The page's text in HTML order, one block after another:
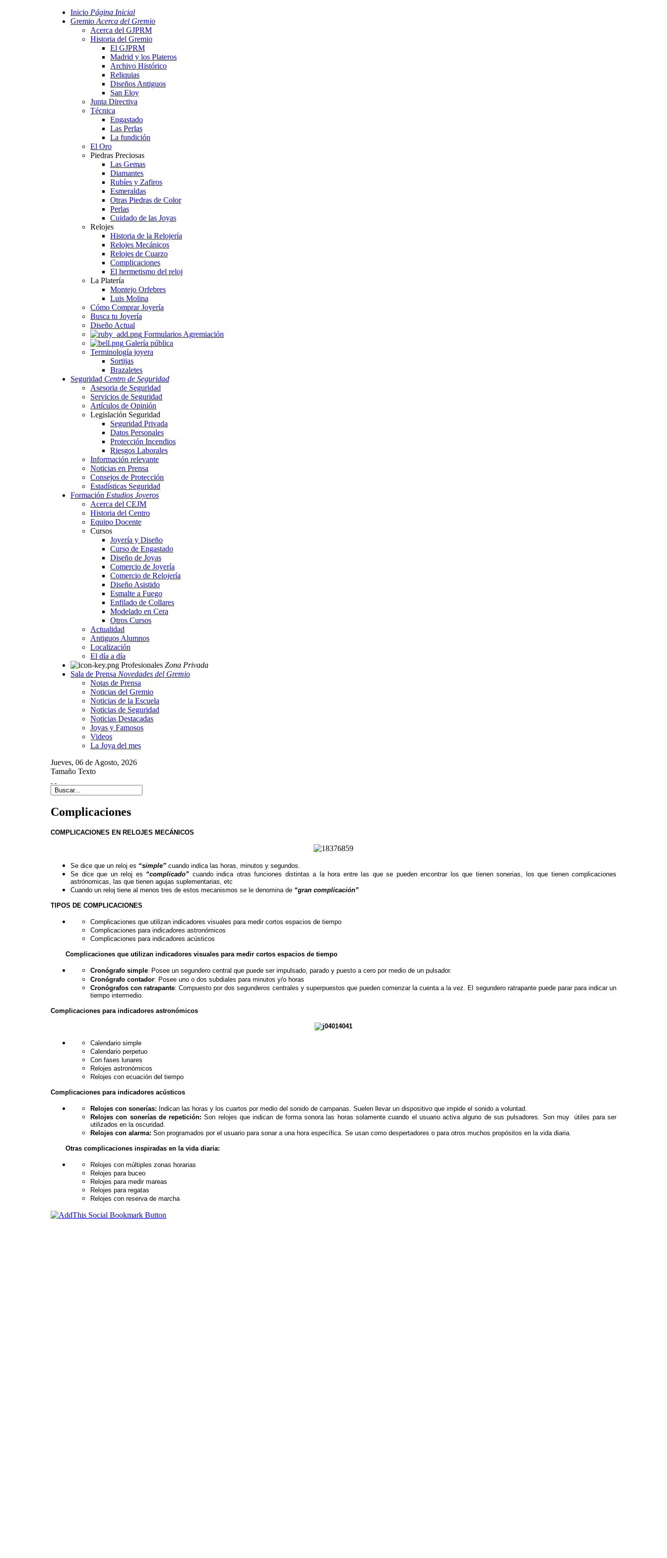
Inicio Página Inicial
Gremio Acerca del Gremio
Acerca del GJPRM
Historia del Gremio
El GJPRM
Madrid y los Plateros
Archivo Histórico
Reliquias
Diseños Antiguos
San Eloy
Junta Directiva
Técnica
Engastado
Las Perlas
La fundición
El Oro
Piedras Preciosas
Las Gemas
Diamantes
Rubíes y Zafiros
Esmeraldas
Otras Piedras de Color
Perlas
Cuidado de las Joyas
Relojes
Historia de la Relojería
Relojes Mecánicos
Relojes de Cuarzo
Complicaciones
El hermetismo del reloj
La Platería
Montejo Orfebres
Luis Molina
Cómo Comprar Joyería
Busca tu Joyería
Diseño Actual
Formularios Agremiación
Galería pública
Terminología joyera
Sortijas
Brazaletes
Seguridad Centro de Seguridad
Asesoria de Seguridad
Servicios de Seguridad
Artículos de Opinión
Legislación Seguridad
Seguridad Privada
Datos Personales
Protección Incendios
Riesgos Laborales
Información relevante
Noticias en Prensa
Consejos de Protección
Estadísticas Seguridad
Formación Estudios Joyeros
Acerca del CEJM
Historia del Centro
Equipo Docente
Cursos
Joyería y Diseño
Curso de Engastado
Diseño de Joyas
Comercio de Joyería
Comercio de Relojería
Diseño Asistido
Esmalte a Fuego
Enfilado de Collares
Modelado en Cera
Otros Cursos
Actualidad
Antiguos Alumnos
Localización
El día a día
Profesionales Zona Privada
Sala de Prensa Novedades del Gremio
Notas de Prensa
Noticias del Gremio
Noticias de la Escuela
Noticias de Seguridad
Noticias Destacadas
Joyas y Famosos
Videos
La Joya del mes
Jueves, 06 de Agosto, 2026
Tamaño Texto
Complicaciones
COMPLICACIONES EN RELOJES MECÁNICOS
Se dice que un reloj es “simple” cuando indica las horas, minutos y segundos.
Se dice que un reloj es “complicado” cuando indica otras funciones distintas a la hora entre las que se pueden encontrar los que tienen sonerias, los que tienen complicaciones
astrónomicas, las que tienen agujas suplementarias, etc
Cuando un reloj tiene al menos tres de estos mecanismos se le denomina de “gran complicación”
TIPOS DE COMPLICACIONES
Complicaciones que utilizan indicadores visuales para medir cortos espacios de tiempo
Complicaciones para indicadores astronómicos
Complicaciones para indicadores acústicos
Complicaciones que utilizan indicadores visuales para medir cortos espacios de tiempo
Cronógrafo simple: Posee un segundero central que puede ser impulsado, parado y puesto a cero por medio de un pulsador.
Cronógrafo contador: Posee uno o dos subdiales para minutos y/o horas
Cronógrafos con ratrapante: Compuesto por dos segunderos centrales y superpuestos que pueden comenzar la cuenta a la vez. El segundero ratrapante puede parar para indicar un
tiempo intermedio.
Complicaciones para indicadores astronómicos
Calendario simple
Calendario perpetuo
Con fases lunares
Relojes astronómicos
Relojes con ecuación del tiempo
Complicaciones para indicadores acústicos
Relojes con sonerías: Indican las horas y los cuartos por medio del sonido de campanas. Suelen llevar un dispositivo que impide el sonido a voluntad.
Relojes con sonerías de repetición:Son relojes que indican de forma sonora las horas solamente cuando el usuario activa alguno de sus pulsadores. Son muy útiles para ser
utilizados en la oscuridad.
Relojes con alarma: Son programados por el usuario para sonar a una hora específica. Se usan como despertadores o para otros muchos propósitos en la vida diaria.
Otras complicaciones inspiradas en la vida diaria:
Relojes con múltiples zonas horarias
Relojes para buceo
Relojes para medir mareas
Relojes para regatas
Relojes con reserva de marcha